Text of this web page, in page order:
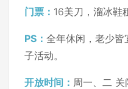
门票： 16美刀，溜冰鞋
PS： 全年休闲，老少
子活动。
开放时间： 周一、二 关